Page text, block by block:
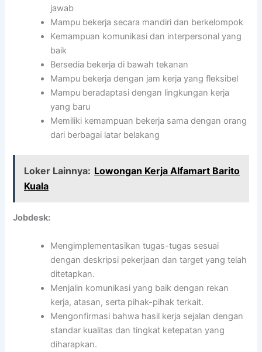
jawab
Mampu bekerja secara mandiri dan berkelompok
Kemampuan komunikasi dan interpersonal yang
baik
Bersedia bekerja di bawah tekanan
Mampu bekerja dengan jam kerja yang fleksibel
Mampu beradaptasi dengan lingkungan kerja
yang baru
Memiliki kemampuan bekerja sama dengan orang
dari berbagai latar belakang
Loker Lainnya: Lowongan Kerja Alfamart Barito
Kuala
Jobdesk:
Mengimplementasikan tugas-tugas sesuai
dengan deskripsi pekerjaan dan target yang telah
ditetapkan.
Menjalin komunikasi yang baik dengan rekan
kerja, atasan, serta pihak-pihak terkait.
Mengonfirmasi bahwa hasil kerja sejalan dengan
standar kualitas dan tingkat ketepatan yang
diharapkan.